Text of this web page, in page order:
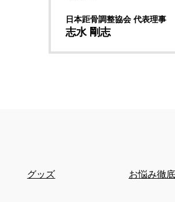
日本距骨調整協会 代表理事
志水 剛志
グッズ お悩み徹